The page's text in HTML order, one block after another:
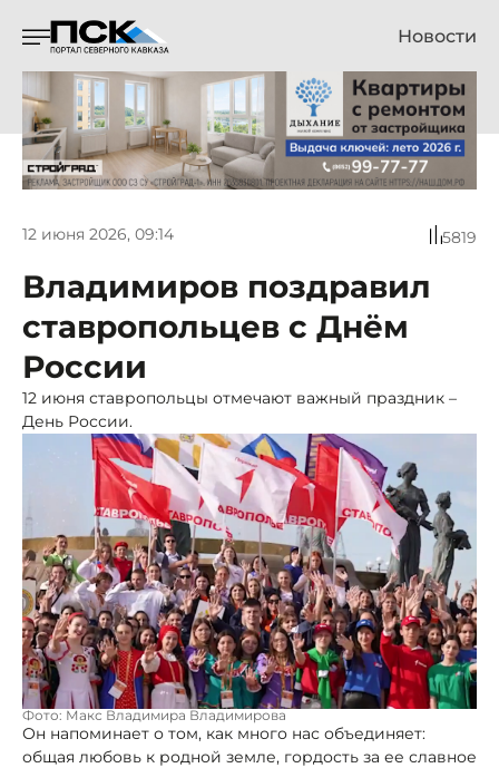
Новости
12 июня 2026, 09:14 5819
Владимиров поздравил
ставропольцев с Днём
России
12 июня ставропольцы отмечают важный праздник –
День России.
Фото: Макс Владимира Владимирова
Он напоминает о том, как много нас объединяет:
общая любовь к родной земле, гордость за ее славное